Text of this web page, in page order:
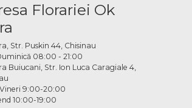
Florariei Ok
Str. Puskin 44, Chisinau
08:00 - 21:00
Buiucani, Str. Ion Luca Caragiale 4,
9:00-20:00
10:00-19:00